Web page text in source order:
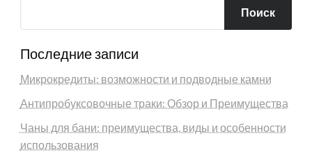
Поиск
Последние записи
Микрокредиты: возможности и подводные камни
Антипробуксовочные траки: Обзор и Преимущества
Чаны для бани: преимущества, виды и особенности
использования